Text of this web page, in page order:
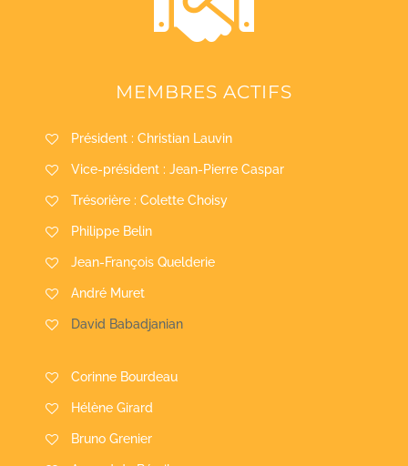
MEMBRES ACTIFS
Président : Christian Lauvin
Vice-président : Jean-Pierre Caspar
Trésorière : Colette Choisy
Philippe Belin
Jean-François Quelderie
André Muret
David Babadjanian
Corinne Bourdeau
Hélène Girard
Bruno Grenier